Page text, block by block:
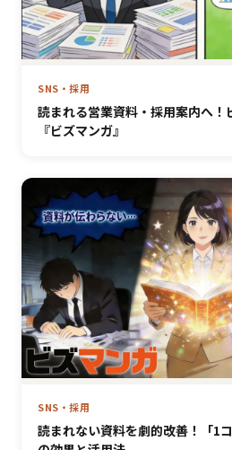
SNS・採用
読まれる営業資料・採用案内へ！
『ビズマンガ』
SNS・採用
読まれない資料を劇的改善！「1